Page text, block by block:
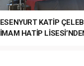
ESENYURT KATİP
İMAM HATİP